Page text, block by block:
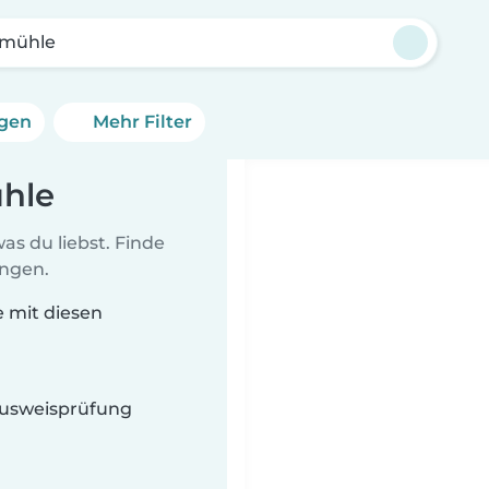
Mehr Filter
du liebst. Finde
mit diesen